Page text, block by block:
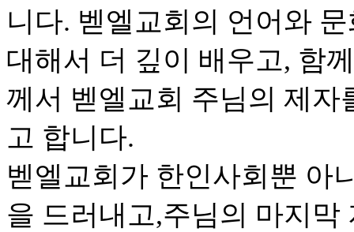
니다. 벧엘교회의 언어와
대해서 더 깊이 배우고, 함
께서 벧엘교회 주님의 제
고 합니다.
벧엘교회가 한인사회뿐 아
을 드러내고,주님의 마지